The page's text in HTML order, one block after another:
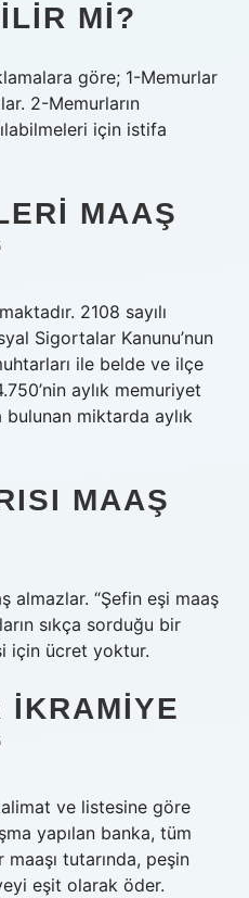
MI?
göre; 1-Memurlar
2-Memurların
için istifa
MAAŞ
2108 sayılı
Sigortalar Kanunu’nun
ile belde ve ilçe
aylık memuriyet
bulunan miktarda aylık
MAAŞ
almazlar. “Şefin eşi maaş
sıkça sorduğu bir
için ücret yoktur.
IKRAMIYE
ve listesine göre
yapılan banka, tüm
tutarında, peşin
eşit olarak öder.